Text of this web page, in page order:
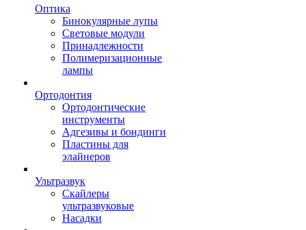
Оптика
Бинокулярные лупы
Световые модули
Принадлежности
Полимеризационные
лампы
Ортодонтия
Ортодонтические
инструменты
Адгезивы и бондинги
Пластины для
элайнеров
Ультразвук
Скайлеры
ультразвуковые
Насадки